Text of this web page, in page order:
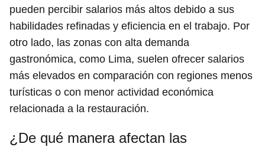
pueden percibir salarios más altos debido a sus
habilidades refinadas y eficiencia en el trabajo. Por
otro lado, las zonas con alta demanda
gastronómica, como Lima, suelen ofrecer salarios
más elevados en comparación con regiones menos
turísticas o con menor actividad económica
relacionada a la restauración.
¿De qué manera afectan las